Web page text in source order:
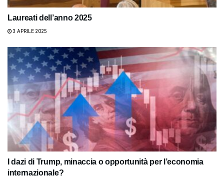
Laureati dell’anno 2025
3 APRILE 2025
I dazi di Trump, minaccia o opportunità per l’economia
internazionale?